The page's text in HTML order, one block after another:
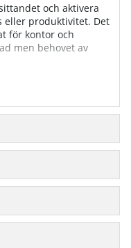
och aktivera
eller produktivitet. Det
för kontor och
men behovet av
måtten 128 x 58
i sin klass.
eller i arbetsrummet –
de inbyggda
tyst – utan att störa